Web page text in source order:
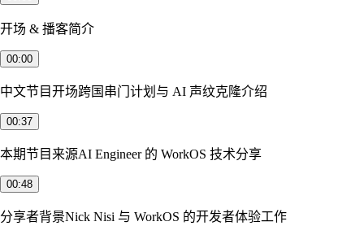
开场 & 播客简介
00:00
中文节目开场跨国串门计划与 AI 声纹克隆介绍
00:37
本期节目来源AI Engineer 的 WorkOS 技术分享
00:48
分享者背景Nick Nisi 与 WorkOS 的开发者体验工作